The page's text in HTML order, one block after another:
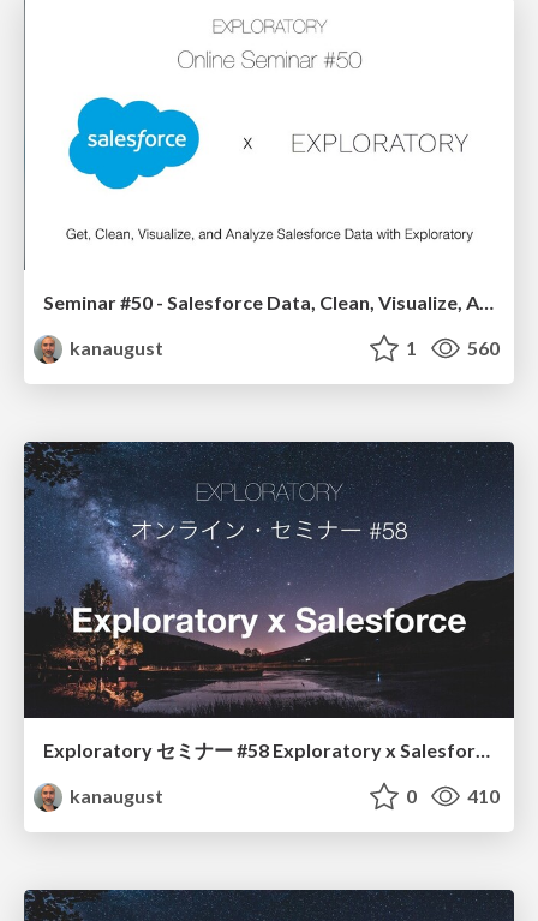
Seminar #50 - Salesforce Data, Clean, Visualize, Analyze, & Dashboard
kanaugust
1 560
kanaugust
0 410